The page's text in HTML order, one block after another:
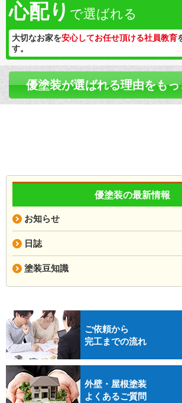
心配り で選ばれる
大切なお家を安心してお任せ頂ける社員教育
す。
優塗装が選ばれる理由をも
優塗装の最新情報
お知らせ
日誌
塗装豆知識
ご依頼から
完工までの流れ
外壁・屋根塗装
よくあるご質問